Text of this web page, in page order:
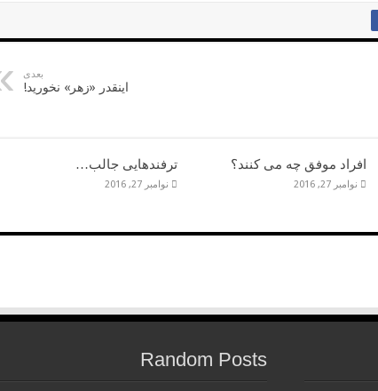
بعدی
اینقدر «زهر» نخورید!
افراد موفق چه می کنند؟
نوامبر 27, 2016
ترفندهایی جالب…
نوامبر 27, 2016
Random Posts